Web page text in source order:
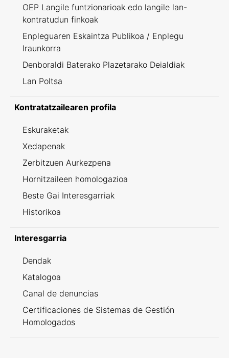
OEP Langile funtzionarioak edo langile lan-
kontratudun finkoak
Enpleguaren Eskaintza Publikoa / Enplegu
Iraunkorra
Denboraldi Baterako Plazetarako Deialdiak
Lan Poltsa
Kontratatzailearen profila
Eskuraketak
Xedapenak
Zerbitzuen Aurkezpena
Hornitzaileen homologazioa
Beste Gai Interesgarriak
Historikoa
Interesgarria
Dendak
Katalogoa
Canal de denuncias
Certificaciones de Sistemas de Gestión
Homologados